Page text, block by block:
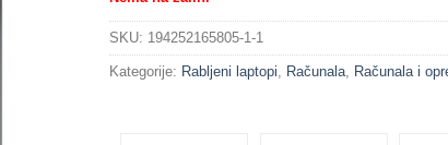
SKU: 194252165805-1-1
Kategorije: Rabljeni laptopi Računala Računala i